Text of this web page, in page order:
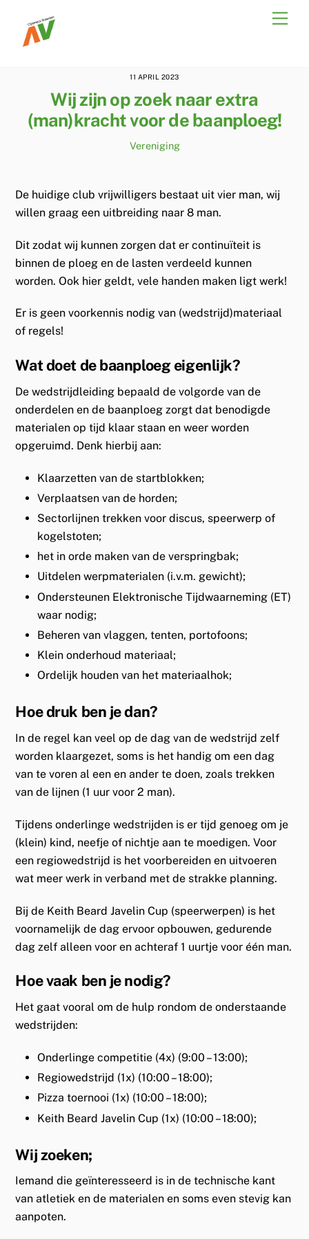
content
11 APRIL 2023
Wij zijn op zoek naar extra
(man)kracht voor de baanploeg!
Vereniging
De huidige club vrijwilligers bestaat uit vier man, wij
willen graag een uitbreiding naar 8 man.
Dit zodat wij kunnen zorgen dat er continuïteit is
binnen de ploeg en de lasten verdeeld kunnen
worden. Ook hier geldt, vele handen maken ligt werk!
Er is geen voorkennis nodig van (wedstrijd)materiaal
of regels!
Wat doet de baanploeg eigenlijk?
De wedstrijdleiding bepaald de volgorde van de
onderdelen en de baanploeg zorgt dat benodigde
materialen op tijd klaar staan en weer worden
opgeruimd. Denk hierbij aan:
Klaarzetten van de startblokken;
Verplaatsen van de horden;
Sectorlijnen trekken voor discus, speerwerp of
kogelstoten;
het in orde maken van de verspringbak;
Uitdelen werpmaterialen (i.v.m. gewicht);
Ondersteunen Elektronische Tijdwaarneming (ET)
waar nodig;
Beheren van vlaggen, tenten, portofoons;
Klein onderhoud materiaal;
Ordelijk houden van het materiaalhok;
Hoe druk ben je dan?
In de regel kan veel op de dag van de wedstrijd zelf
worden klaargezet, soms is het handig om een dag
van te voren al een en ander te doen, zoals trekken
van de lijnen (1 uur voor 2 man).
Tijdens onderlinge wedstrijden is er tijd genoeg om je
(klein) kind, neefje of nichtje aan te moedigen. Voor
een regiowedstrijd is het voorbereiden en uitvoeren
wat meer werk in verband met de strakke planning.
Bij de Keith Beard Javelin Cup (speerwerpen) is het
voornamelijk de dag ervoor opbouwen, gedurende
dag zelf alleen voor en achteraf 1 uurtje voor één man.
Hoe vaak ben je nodig?
Het gaat vooral om de hulp rondom de onderstaande
wedstrijden:
Onderlinge competitie (4x) (9:00 – 13:00);
Regiowedstrijd (1x) (10:00 – 18:00);
Pizza toernooi (1x) (10:00 – 18:00);
Keith Beard Javelin Cup (1x) (10:00 – 18:00);
Wij zoeken;
Iemand die geïnteresseerd is in de technische kant
van atletiek en de materialen en soms even stevig kan
aanpoten.